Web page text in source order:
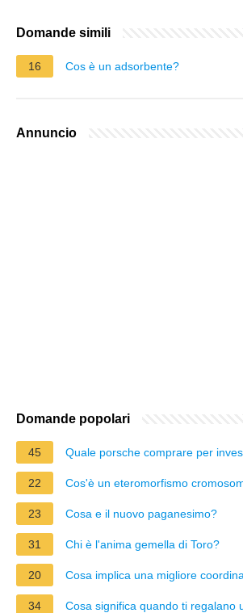
Domande simili
16 Cos è un adsorbente?
Annuncio
Domande popolari
45 Quale porsche comprare per
22 Cos'è un eteromorfismo
23 Cosa e il nuovo paganesimo?
31 Chi è l'anima gemella di Toro?
20 Cosa implica una migliore
34 Cosa significa quando ti regalano